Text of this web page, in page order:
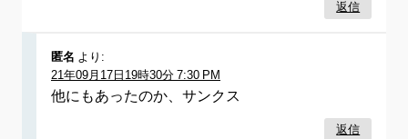
返信
匿名 より:
21年09月17日19時30分 7:30 PM
他にもあったのか、サンクス
返信